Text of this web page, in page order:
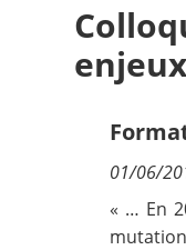
Accueil
Qui sommes
01/06/
« … En